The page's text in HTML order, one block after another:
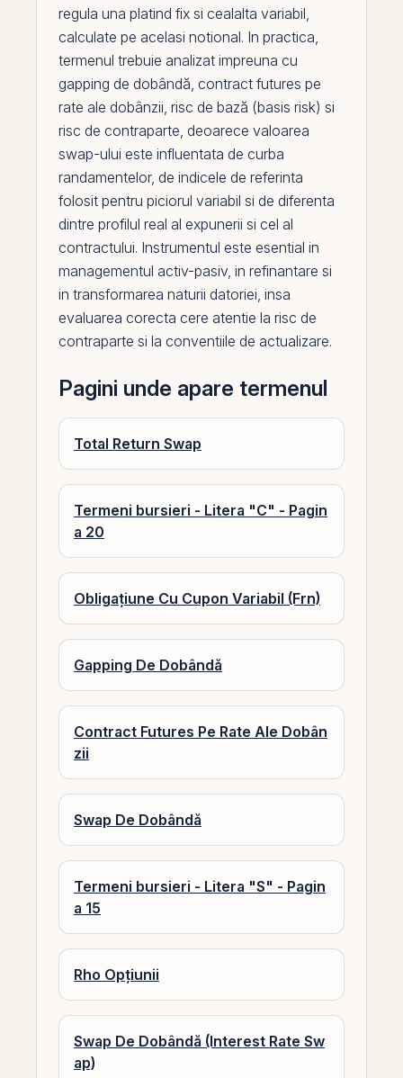
regula una platind fix si cealalta variabil,
calculate pe acelasi notional. In practica,
termenul trebuie analizat impreuna cu
gapping de dobândă, contract futures pe
rate ale dobânzii, risc de bază (basis risk) si
risc de contraparte, deoarece valoarea
swap-ului este influentata de curba
randamentelor, de indicele de referinta
folosit pentru piciorul variabil si de diferenta
dintre profilul real al expunerii si cel al
contractului. Instrumentul este esential in
managementul activ-pasiv, in refinantare si
in transformarea naturii datoriei, insa
evaluarea corecta cere atentie la risc de
contraparte si la conventiile de actualizare.
Pagini unde apare termenul
Total Return Swap
Termeni bursieri - Litera "C" - Pagin
a 20
Obligațiune Cu Cupon Variabil (Frn)
Gapping De Dobândă
Contract Futures Pe Rate Ale Dobân
zii
Swap De Dobândă
Termeni bursieri - Litera "S" - Pagin
a 15
Rho Opțiunii
Swap De Dobândă (Interest Rate Sw
ap)